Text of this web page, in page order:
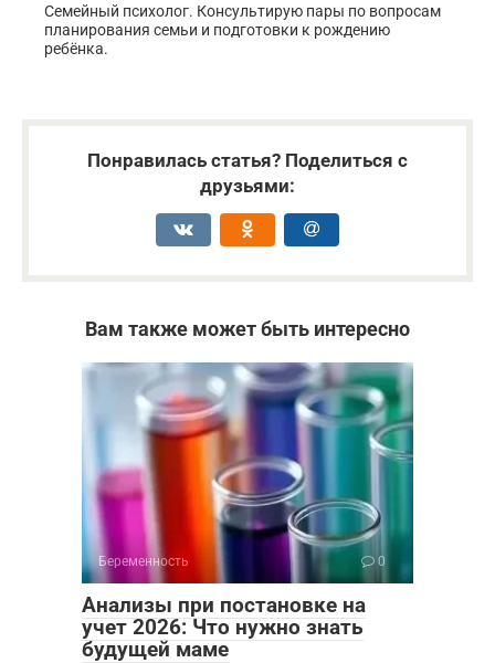
Семейный психолог. Консультирую пары по вопросам
планирования семьи и подготовки к рождению
ребёнка.
Понравилась статья? Поделиться с
друзьями:
Вам также может быть интересно
Беременность 0
Анализы при постановке на
учет 2026: Что нужно знать
будущей маме